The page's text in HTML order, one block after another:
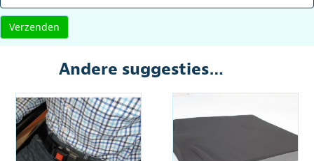
Andere suggesties…